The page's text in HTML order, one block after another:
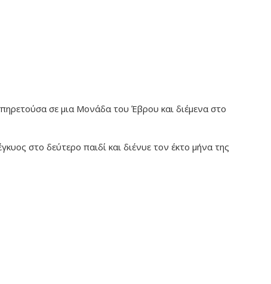
σε μια Μονάδα του Έβρου και διέμενα στο
στο δεύτερο παιδί και διένυε τον έκτο μήνα της